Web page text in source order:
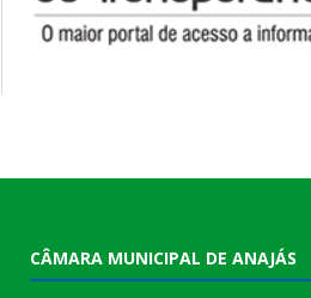
CÂMARA MUNICIPAL DE ANAJÁS